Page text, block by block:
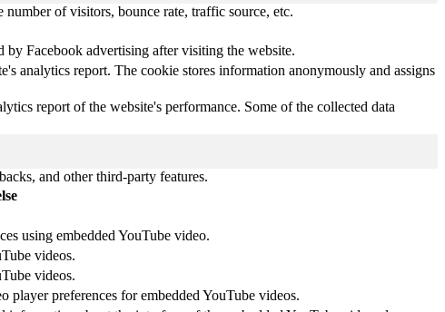
of visitors, bounce rate, traffic source, etc.
Facebook advertising after visiting the website.
analytics report. The cookie stores information anonymously and assigns
report of the website's performance. Some of the collected data
and other third-party features.
using embedded YouTube video.
videos.
videos.
player preferences for embedded YouTube videos.